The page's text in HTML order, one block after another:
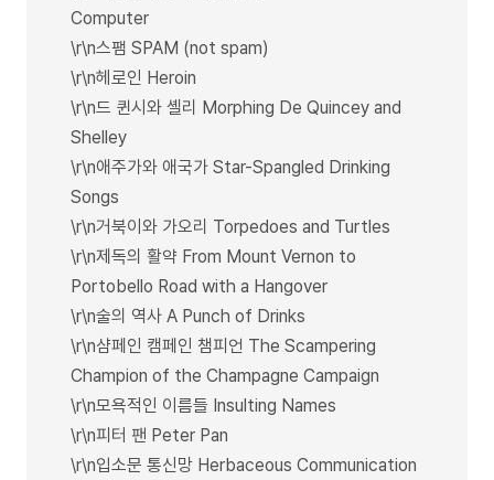
Computer
\r\n스팸 SPAM (not spam)
\r\n헤로인 Heroin
\r\n드 퀸시와 셸리 Morphing De Quincey and
Shelley
\r\n애주가와 애국가 Star-Spangled Drinking
Songs
\r\n거북이와 가오리 Torpedoes and Turtles
\r\n제독의 활약 From Mount Vernon to
Portobello Road with a Hangover
\r\n술의 역사 A Punch of Drinks
\r\n샴페인 캠페인 챔피언 The Scampering
Champion of the Champagne Campaign
\r\n모욕적인 이름들 Insulting Names
\r\n피터 팬 Peter Pan
\r\n입소문 통신망 Herbaceous Communication